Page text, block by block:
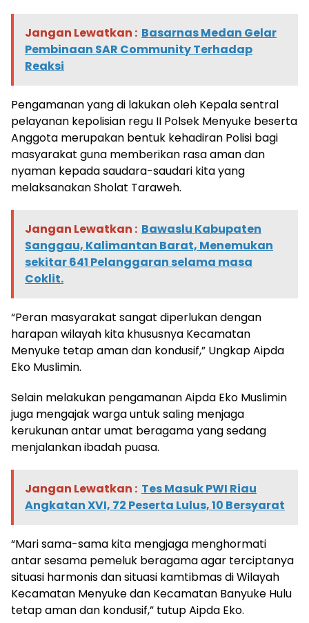
Jangan Lewatkan : Basarnas Medan Gelar
Pembinaan SAR Community Terhadap
Reaksi
Pengamanan yang di lakukan oleh Kepala sentral
pelayanan kepolisian regu II Polsek Menyuke beserta
Anggota merupakan bentuk kehadiran Polisi bagi
masyarakat guna memberikan rasa aman dan
nyaman kepada saudara-saudari kita yang
melaksanakan Sholat Taraweh.
Jangan Lewatkan : Bawaslu Kabupaten
Sanggau, Kalimantan Barat, Menemukan
sekitar 641 Pelanggaran selama masa
Coklit.
“Peran masyarakat sangat diperlukan dengan
harapan wilayah kita khususnya Kecamatan
Menyuke tetap aman dan kondusif,” Ungkap Aipda
Eko Muslimin.
Selain melakukan pengamanan Aipda Eko Muslimin
juga mengajak warga untuk saling menjaga
kerukunan antar umat beragama yang sedang
menjalankan ibadah puasa.
Jangan Lewatkan : Tes Masuk PWI Riau
Angkatan XVI, 72 Peserta Lulus, 10 Bersyarat
“Mari sama-sama kita mengjaga menghormati
antar sesama pemeluk beragama agar terciptanya
situasi harmonis dan situasi kamtibmas di Wilayah
Kecamatan Menyuke dan Kecamatan Banyuke Hulu
tetap aman dan kondusif,” tutup Aipda Eko.